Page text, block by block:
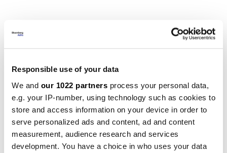
Responsible use of your data
We and our 1022 partners process your personal data,
e.g. your IP-number, using technology such as cookies to
store and access information on your device in order to
serve personalized ads and content, ad and content
measurement, audience research and services
development. You have a choice in who uses your data
Инфлацијата во јуни забележа раст
од 3.4 отсто во однос на лани
07.07.2026